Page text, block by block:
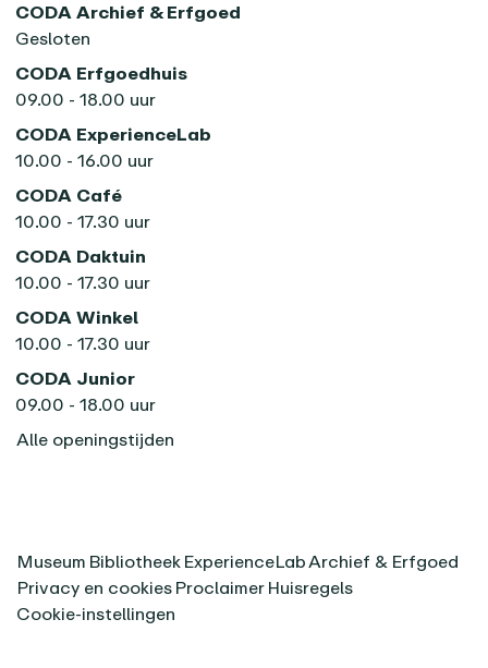
CODA Archief & Erfgoed
Gesloten
CODA Erfgoedhuis
09.00 - 18.00 uur
CODA ExperienceLab
10.00 - 16.00 uur
CODA Café
10.00 - 17.30 uur
CODA Daktuin
10.00 - 17.30 uur
CODA Winkel
10.00 - 17.30 uur
CODA Junior
09.00 - 18.00 uur
Alle openingstijden
Museum Bibliotheek ExperienceLabArchief & Erfgoed
Privacy en cookies Proclaimer Huisregels
Cookie-instellingen